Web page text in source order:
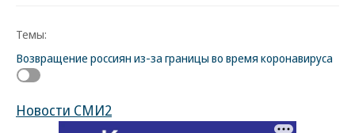
Темы:
Возвращение россиян из-за границы во время коронавируса
Новости СМИ2